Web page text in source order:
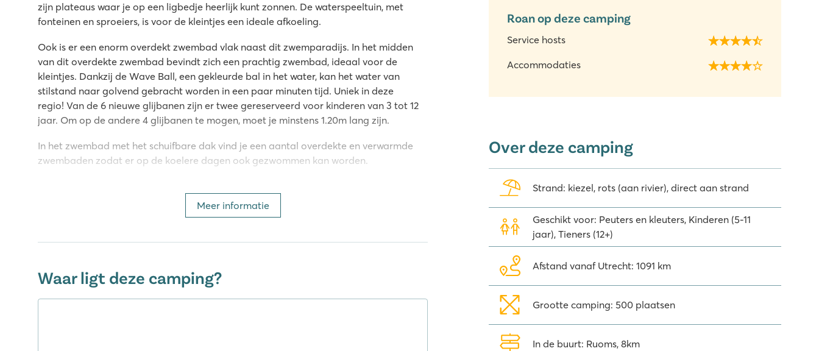
Roan op deze camping
Service hosts
Accommodaties
zijn plateaus waar je op een ligbedje heerlijk kunt zonnen. De waterspeeltuin, met
fonteinen en sproeiers, is voor de kleintjes een ideale afkoeling.
Ook is er een enorm overdekt zwembad vlak naast dit zwemparadijs. In het midden
van dit overdekte zwembad bevindt zich een prachtig zwembad, ideaal voor de
kleintjes. Dankzij de Wave Ball, een gekleurde bal in het water, kan het water van
stilstand naar golvend gebracht worden in een paar minuten tijd. Uniek in deze
regio! Van de 6 nieuwe glijbanen zijn er twee gereserveerd voor kinderen van 3 tot 12
jaar. Om op de andere 4 glijbanen te mogen, moet je minstens 1.20m lang zijn.
In het zwembad met het schuifbare dak vind je een aantal overdekte en verwarmde
zwembaden zodat er op de koelere dagen ook gezwommen kan worden.
Even ultiem relaxen? Ga dan naar de zen-ruimte van camping Le Ranc Davaine en
een sauna. Of laat je verwennen met een massage of een andere
Veel te beleven: sport en spel
Meer informatie
Waar ligt deze camping?
Over deze camping
Strand: kiezel, rots (aan rivier), direct aan strand
Geschikt voor: Peuters en kleuters, Kinderen (5-11
jaar), Tieners (12+)
Afstand vanaf Utrecht: 1091 km
Grootte camping: 500 plaatsen
In de buurt: Ruoms, 8km